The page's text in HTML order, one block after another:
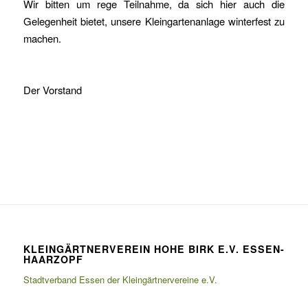
Wir bitten um rege Teilnahme, da sich hier auch die
Gelegenheit bietet, unsere Kleingartenanlage winterfest zu
machen.
Der Vorstand
KLEINGÄRTNERVEREIN HOHE BIRK E.V. ESSEN-
HAARZOPF
Stadtverband Essen der Kleingärtnervereine e.V.